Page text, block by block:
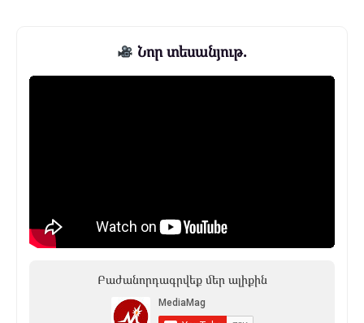
Նոր տեսանյութ.
Բաժանորդագրվեք մեր ալիքին